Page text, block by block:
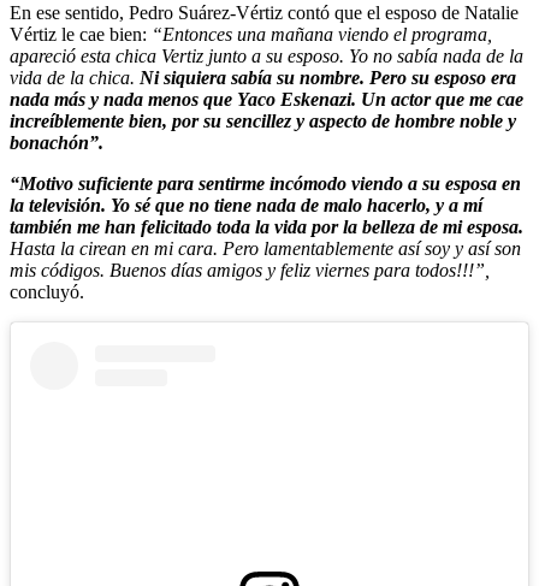
En ese sentido, Pedro Suárez-Vértiz contó que el esposo de Natalie
Vértiz le cae bien: “Entonces una mañana viendo el programa,
apareció esta chica Vertiz junto a su esposo. Yo no sabía nada de la
vida de la chica. Ni siquiera sabía su nombre. Pero su esposo era
nada más y nada menos que Yaco Eskenazi. Un actor que me cae
increíblemente bien, por su sencillez y aspecto de hombre noble y
bonachón”.
“Motivo suficiente para sentirme incómodo viendo a su esposa en
la televisión. Yo sé que no tiene nada de malo hacerlo, y a mí
también me han felicitado toda la vida por la belleza de mi esposa.
Hasta la cirean en mi cara. Pero lamentablemente así soy y así son
mis códigos. Buenos días amigos y feliz viernes para todos!!!”,
concluyó.